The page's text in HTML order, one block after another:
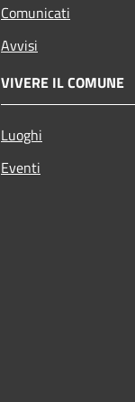
Comunicati
Avvisi
VIVERE IL COMUNE
Luoghi
Eventi